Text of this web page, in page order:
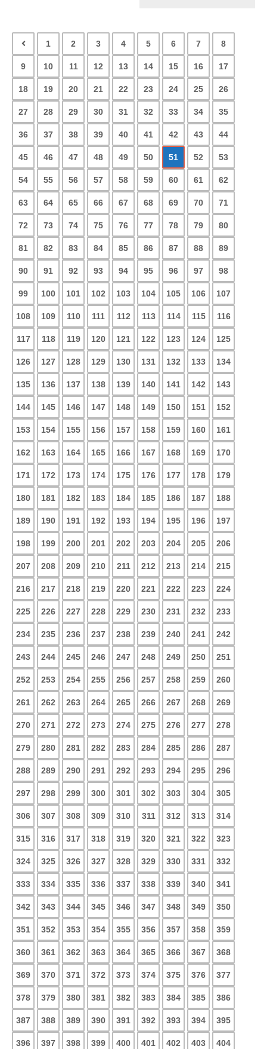
1 2 3 4 5 6 7 8
9 10 11 12 13 14 15 16 17
18 19 20 21 22 23 24 25 26
27 28 29 30 31 32 33 34 35
36 37 38 39 40 41 42 43 44
45 46 47 48 49 50 51 52 53
54 55 56 57 58 59 60 61 62
63 64 65 66 67 68 69 70 71
72 73 74 75 76 77 78 79 80
81 82 83 84 85 86 87 88 89
90 91 92 93 94 95 96 97 98
99 100 101 102 103 104 105 106 107
108 109 110 111 112 113 114 115 116
117 118 119 120 121 122 123 124 125
126 127 128 129 130 131 132 133 134
135 136 137 138 139 140 141 142 143
144 145 146 147 148 149 150 151 152
153 154 155 156 157 158 159 160 161
162 163 164 165 166 167 168 169 170
171 172 173 174 175 176 177 178 179
180 181 182 183 184 185 186 187 188
189 190 191 192 193 194 195 196 197
198 199 200 201 202 203 204 205 206
207 208 209 210 211 212 213 214 215
216 217 218 219 220 221 222 223 224
225 226 227 228 229 230 231 232 233
234 235 236 237 238 239 240 241 242
243 244 245 246 247 248 249 250 251
252 253 254 255 256 257 258 259 260
261 262 263 264 265 266 267 268 269
270 271 272 273 274 275 276 277 278
279 280 281 282 283 284 285 286 287
288 289 290 291 292 293 294 295 296
297 298 299 300 301 302 303 304 305
306 307 308 309 310 311 312 313 314
315 316 317 318 319 320 321 322 323
324 325 326 327 328 329 330 331 332
333 334 335 336 337 338 339 340 341
342 343 344 345 346 347 348 349 350
351 352 353 354 355 356 357 358 359
360 361 362 363 364 365 366 367 368
369 370 371 372 373 374 375 376 377
378 379 380 381 382 383 384 385 386
387 388 389 390 391 392 393 394 395
396 397 398 399 400 401 402 403 404